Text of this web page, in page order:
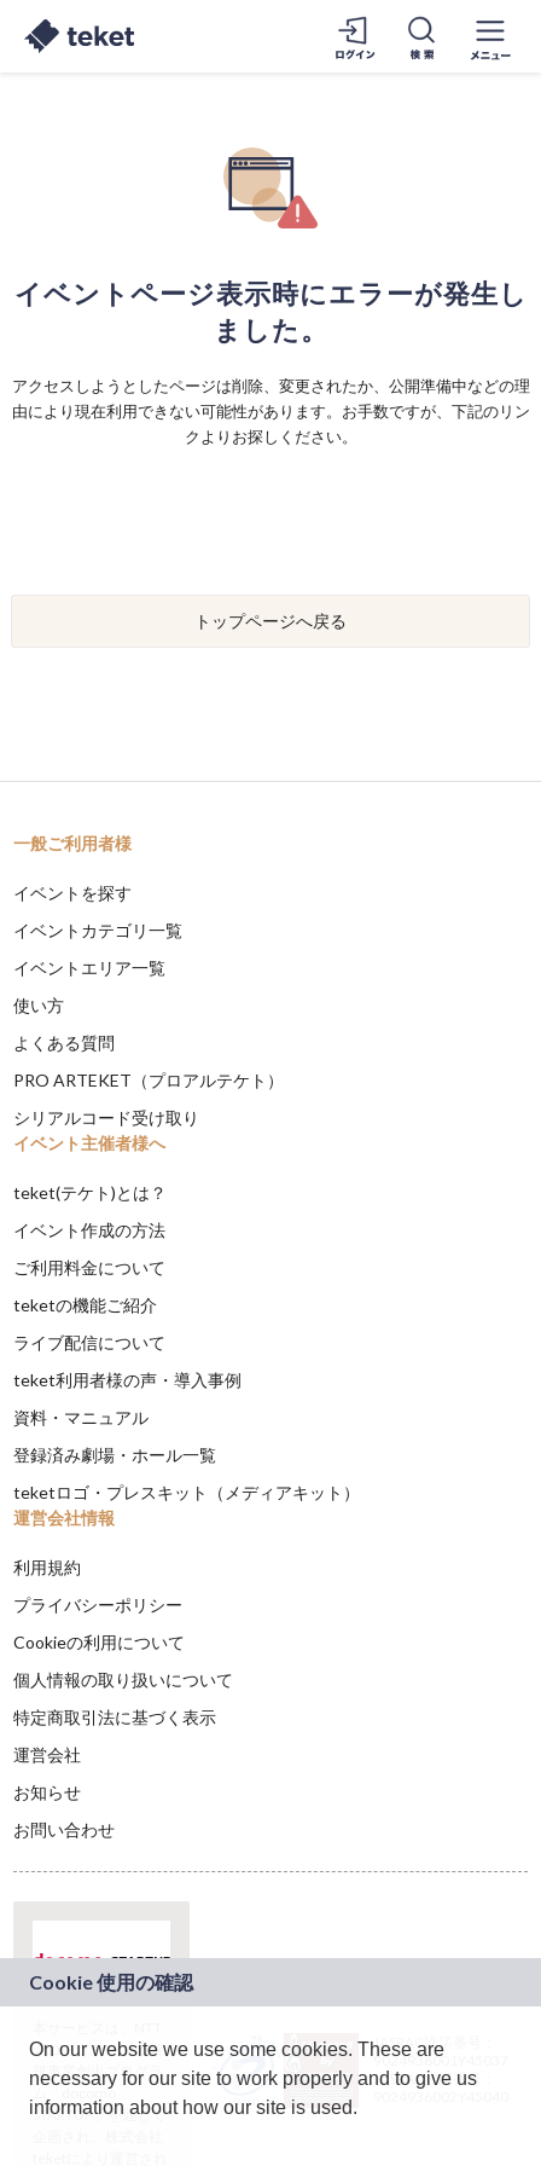
イベントページ表示時にエラーが発生し
ました。
アクセスしようとしたページは削除、変更されたか、公開準備中などの理
由により現在利用できない可能性があります。お手数ですが、下記のリン
クよりお探しください。
トップページへ戻る
一般ご利用者様
イベントを探す
イベントカテゴリ一覧
イベントエリア一覧
使い方
よくある質問
PRO ARTEKET（プロアルテケト）
シリアルコード受け取り
イベント主催者様へ
teket(テケト)とは？
イベント作成の方法
ご利用料金について
teketの機能ご紹介
ライブ配信について
teket利用者様の声・導入事例
資料・マニュアル
登録済み劇場・ホール一覧
teketロゴ・プレスキット（メディアキット）
運営会社情報
利用規約
プライバシーポリシー
Cookieの利用について
個人情報の取り扱いについて
特定商取引法に基づく表示
運営会社
お知らせ
お問い合わせ
ドコモグループの新
規事業創出プログラ
ム「docomo
STARTUP」を通じて
JASRAC許諾番号：
9024936001Y45037
JASRAC許諾番号：
On our website we use some cookies. These are
necessary for our site to work properly and to give us
information about how our site is used.